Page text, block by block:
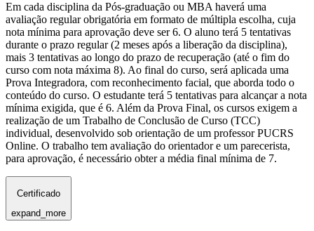
Em cada disciplina da Pós-graduação ou MBA haverá uma
avaliação regular obrigatória em formato de múltipla escolha, cuja
nota mínima para aprovação deve ser 6. O aluno terá 5 tentativas
durante o prazo regular (2 meses após a liberação da disciplina),
mais 3 tentativas ao longo do prazo de recuperação (até o fim do
curso com nota máxima 8). Ao final do curso, será aplicada uma
Prova Integradora, com reconhecimento facial, que aborda todo o
conteúdo do curso. O estudante terá 5 tentativas para alcançar a nota
mínima exigida, que é 6. Além da Prova Final, os cursos exigem a
realização de um Trabalho de Conclusão de Curso (TCC)
individual, desenvolvido sob orientação de um professor PUCRS
Online. O trabalho tem avaliação do orientador e um parecerista,
para aprovação, é necessário obter a média final mínima de 7.
Certificado
expand_more